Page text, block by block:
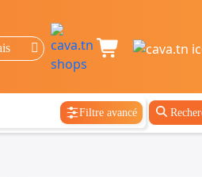
Filtre avancé